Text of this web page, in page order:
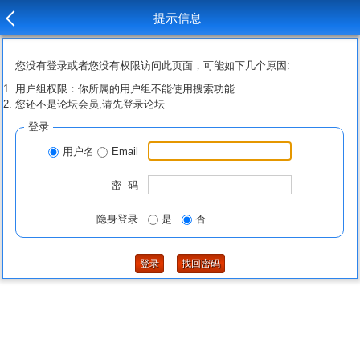
提示信息
您没有登录或者您没有权限访问此页面，可能如下几个原因:
用户组权限：你所属的用户组不能使用搜索功能
您还不是论坛会员,请先登录论坛
登录
用户名 Email
密 码
隐身登录 是 否